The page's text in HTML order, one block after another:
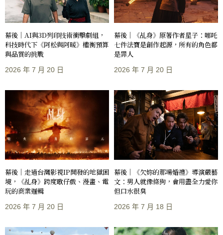
幕後｜AI與3D列印技術衝擊劇組，
科技時代下《阿松與阿暖》權衡預算
與品質的挑戰
2026 年 7 月 20 日
幕後｜《乩身》原著作者星子：哪吒
七件法寶是創作起源，所有的角色都
是罪人
2026 年 7 月 20 日
幕後｜走過台灣影視IP開發的地獄困
境，《乩身》跨度歌仔戲、漫畫、電
玩的商業邏輯
2026 年 7 月 20 日
幕後｜《欠妳的那場婚禮》導演嚴藝
文：男人就像條狗，會用盡全力愛你
但口水很臭
2026 年 7 月 18 日